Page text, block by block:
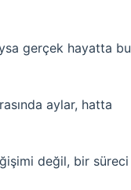
gerçek hayatta bu
aylar, hatta
değil, bir süreci